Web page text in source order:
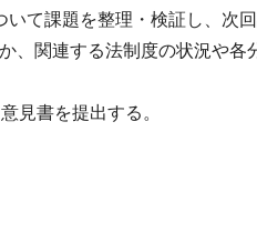
て課題を整理・検証し、次
、関連する法制度の状況や
見書を提出する。